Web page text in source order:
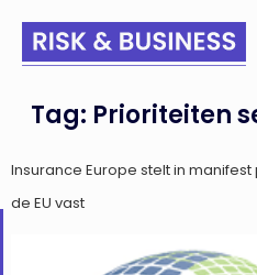
Tag: Prioriteiten
Insurance Europe stelt in
de EU vast